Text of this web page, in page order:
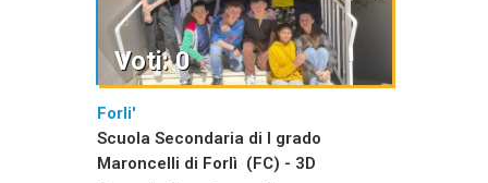
Forli'
Scuola Secondaria di I grado
Maroncelli di Forlì (FC) - 3D
Voti: 0